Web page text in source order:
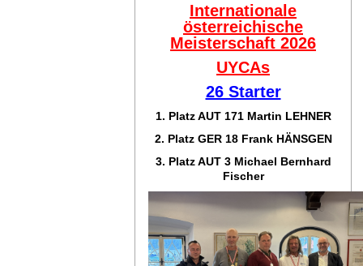
Internationale
österreichische
Meisterschaft 2026
UYCAs
26 Starter
1. Platz AUT 171 Martin LEHNER
2. Platz GER 18 Frank HÄNSGEN
3. Platz AUT 3 Michael Bernhard
Fischer